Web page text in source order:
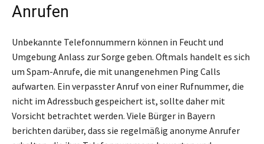
Anrufen
Unbekannte Telefonnummern können in Feucht und
Umgebung Anlass zur Sorge geben. Oftmals handelt es sich
um Spam-Anrufe, die mit unangenehmen Ping Calls
aufwarten. Ein verpasster Anruf von einer Rufnummer, die
nicht im Adressbuch gespeichert ist, sollte daher mit
Vorsicht betrachtet werden. Viele Bürger in Bayern
berichten darüber, dass sie regelmäßig anonyme Anrufer